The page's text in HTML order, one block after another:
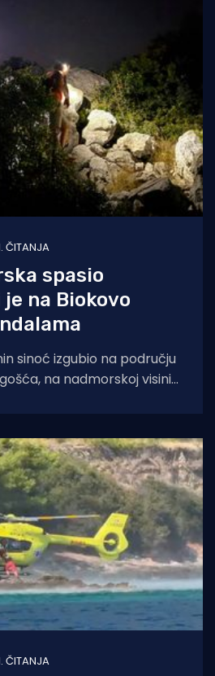
ČITANJA
spasio
na Biokovo
sinoć izgubio na području
na nadmorskoj visini
ČITANJA